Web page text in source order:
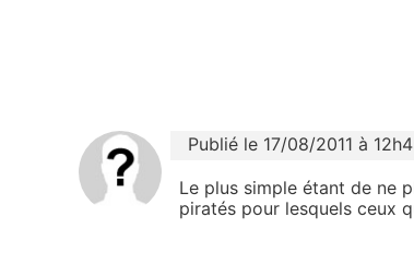
Publié le 17/08/2011 à
Le plus simple étant de ne
piratés pour lesquels ceux